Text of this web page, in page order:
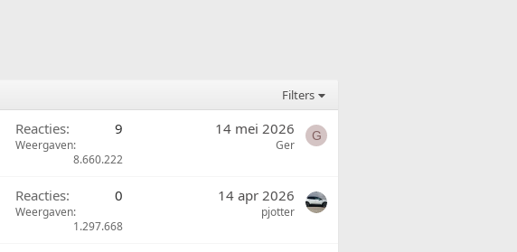
Filters
Reacties 9
Weergaven
8.660.222
14 mei 2026
Ger
G
Reacties 0
Weergaven
1.297.668
14 apr 2026
pjotter